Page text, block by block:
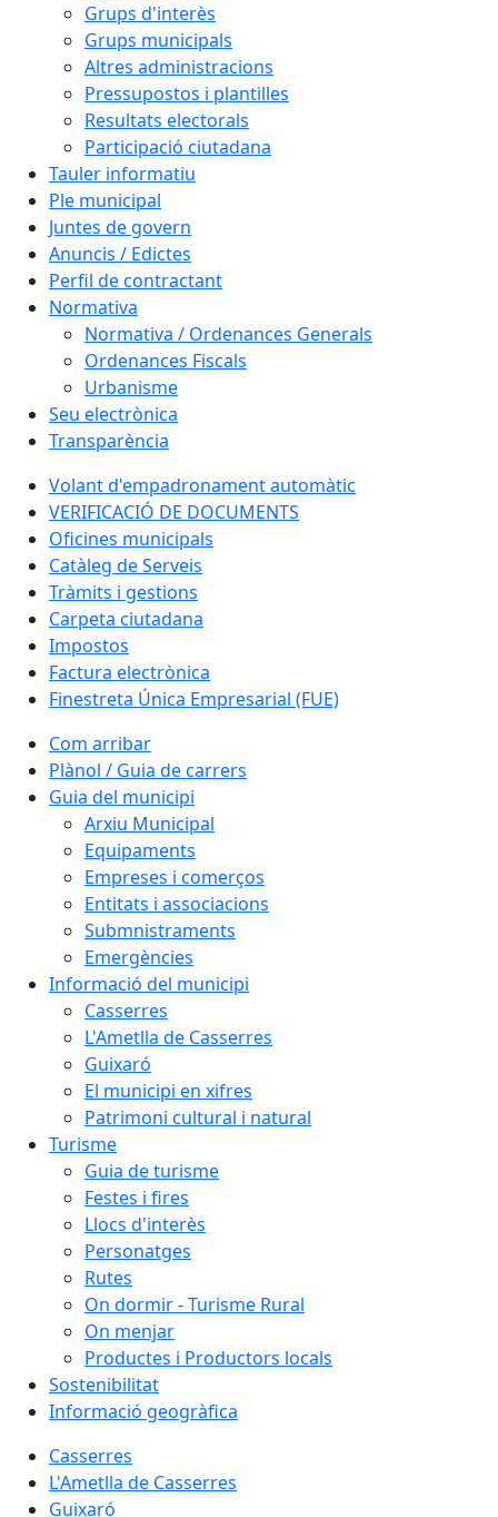
Grups d'interès
Grups municipals
Altres administracions
Pressupostos i plantilles
Resultats electorals
Participació ciutadana
Tauler informatiu
Ple municipal
Juntes de govern
Anuncis / Edictes
Perfil de contractant
Normativa
Normativa / Ordenances Generals
Ordenances Fiscals
Urbanisme
Seu electrònica
Transparència
Volant d'empadronament automàtic
VERIFICACIÓ DE DOCUMENTS
Oficines municipals
Catàleg de Serveis
Tràmits i gestions
Carpeta ciutadana
Impostos
Factura electrònica
Finestreta Única Empresarial (FUE)
Com arribar
Plànol / Guia de carrers
Guia del municipi
Arxiu Municipal
Equipaments
Empreses i comerços
Entitats i associacions
Submnistraments
Emergències
Informació del municipi
Casserres
L'Ametlla de Casserres
Guixaró
El municipi en xifres
Patrimoni cultural i natural
Turisme
Guia de turisme
Festes i fires
Llocs d'interès
Personatges
Rutes
On dormir - Turisme Rural
On menjar
Productes i Productors locals
Sostenibilitat
Informació geogràfica
Casserres
L'Ametlla de Casserres
Guixaró